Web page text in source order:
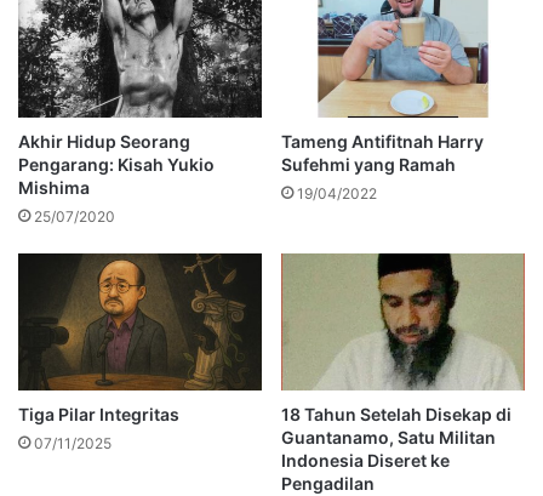
Akhir Hidup Seorang
Pengarang: Kisah Yukio
Mishima
25/07/2020
Tameng Antifitnah Harry
Sufehmi yang Ramah
19/04/2022
Tiga Pilar Integritas
07/11/2025
18 Tahun Setelah Disekap di
Guantanamo, Satu Militan
Indonesia Diseret ke
Pengadilan